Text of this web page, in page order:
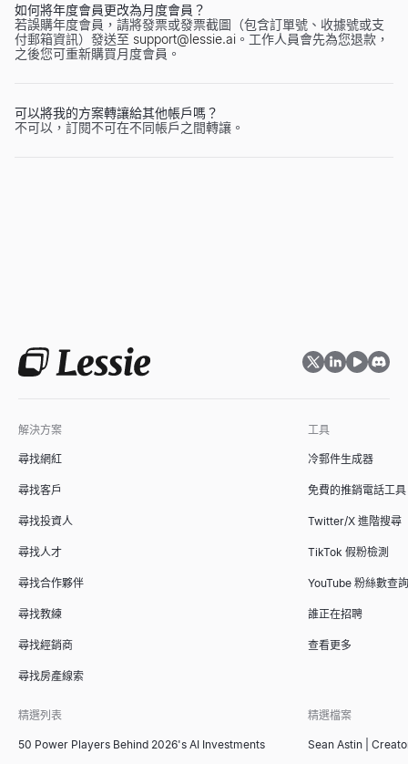
如何將年度會員更改為月度會員？
若誤購年度會員，請將發票或發票截圖（包含訂單號、收據號或支
付郵箱資訊）發送至 support@lessie.ai 。工作人員會先為您退款，
之後您可重新購買月度會員。
可以將我的方案轉讓給其他帳戶嗎？
不可以，訂閱不可在不同帳戶之間轉讓。
解決方案
尋找網紅
尋找客戶
尋找投資人
尋找人才
尋找合作夥伴
尋找教練
尋找經銷商
尋找房產線索
工具
冷郵件生成器
免費的推銷電話工具
Twitter/X 進階搜尋
TikTok 假粉檢測
YouTube 粉絲數查詢
誰正在招聘
查看更多
精選列表
50 Power Players Behind 2026's AI Investments
精選檔案
Sean Astin |